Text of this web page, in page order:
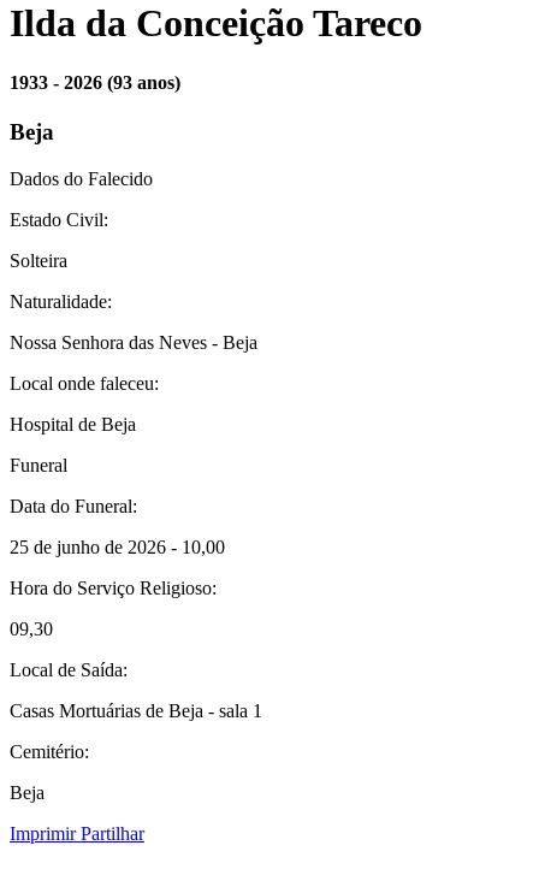
Ilda da Conceição Tareco
1933 - 2026 (93 anos)
Beja
Dados do Falecido
Estado Civil:
Solteira
Naturalidade:
Nossa Senhora das Neves - Beja
Local onde faleceu:
Hospital de Beja
Funeral
Data do Funeral:
25 de junho de 2026 - 10,00
Hora do Serviço Religioso:
09,30
Local de Saída:
Casas Mortuárias de Beja - sala 1
Cemitério:
Beja
Imprimir Partilhar